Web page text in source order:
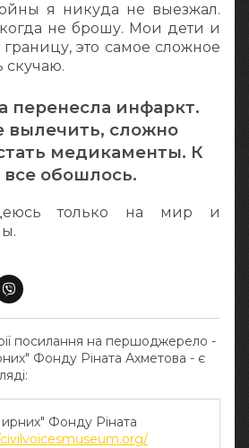
я никуда не выезжал.
не брошу. Мои дети и
границу, это самое сложное
скучаю.
перенесла инфаркт.
вылечить, сложно
медикаменты. К
все обошлось.
только на мир и
посилання на першоджерело -
Фонду Ріната Ахметова - є
Фонду Ріната